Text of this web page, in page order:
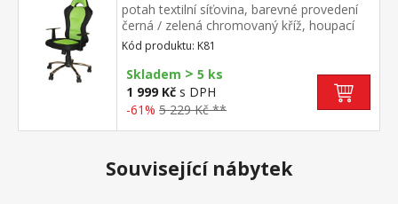
potah textilní síťovina, barevné provedení
černá / zelená chromovaný kříž, houpací
mechanismus výškově nastavitelné, výška
sedu 45-55 cm, výška opěradla 73 cm
doporučená nosnost do 120 kg
Kód produktu: K81
Skladem > 5 ks
1 999 Kč s DPH
-61% 5 229 Kč **
Související nábytek